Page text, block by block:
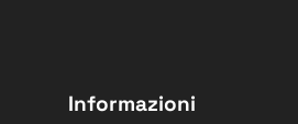
Informazioni